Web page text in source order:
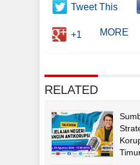
Tweet This
+1 MORE
RELATED